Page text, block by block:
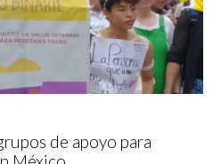
de apoyo para